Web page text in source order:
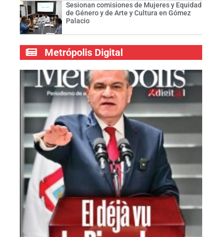
Sesionan comisiones de Mujeres y Equidad
de Género y de Arte y Cultura en Gómez
Palacio
Metrópolis Digital